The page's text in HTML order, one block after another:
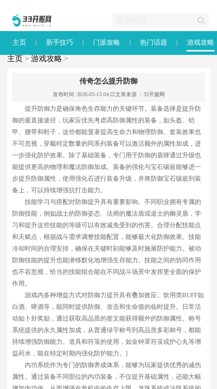
主页 新手技巧 门派攻略 热门话题 游戏攻略
主页 > 游戏攻略 >
传奇怎么提升防御
发布时间 :2026-05-15 04:22文章来源 ：33开服网
提升防御力是确保角色生存能力的关键环节。装备选择是提升防
御的最直接途径，玩家应优先考虑高防御属性的装备，如头盔、铠
甲、腰带和鞋子，这些都能显著提高生命力和物理防御。套装效果也
不可忽视，穿戴特定数量的同系列装备可以激活额外的属性加成，进
一步强化防护效果。除了基础装备，专门用于防御的盾牌通过升级也
能提供更高的物理和魔法防御加成。装备的强化与宝石镶嵌能够进一
步提升防御属性，使用强化石进行装备升级，并将防御宝石镶嵌到装
备上，可以持续增强抗打击能力。
技能学习与搭配对防御提升具有重要影响。不同职业拥有专属的
防御技能，例如战士的防御姿态、法师的魔法盾或道士的幽灵盾，学
习和提升这些技能的等级可以有效减免受到的伤害。合理分配技能点
和天赋点，根据战斗需求调整技能配置，能够最大化防御效果。技能
冷却时间的合理安排，确保在关键时刻能够及时施展防护能力。被动
防御技能的提升也能潜移默化地增强生存能力。技能之间的协同作用
也不容忽视，恰当的技能组合能在不同战斗场景中发挥更全面的保护
作用。
游戏内多种增益方式对防御力提升具有叠加效应。饮用类BUFF如
白酒、啤酒等，能同时提供防御、攻击和生命值的临时提升。日常活
动如卜卦奖励，通过获取高品质的签文能获得额外的防御属性。称号
系统提供的永久属性加成，从普通绿字称号到高品质多彩称号，都能
持续增强防御能力。道具和符箓的使用，如金钟罩符箓或护心丸等增
益药水，能在特定时期内强化防护能力。]
内功系统作为专门的防御养成体系，能够为玩家提供优秀的减伤
属性。通过装备不同部位的内功装备，不仅提升基础属性，还能大幅